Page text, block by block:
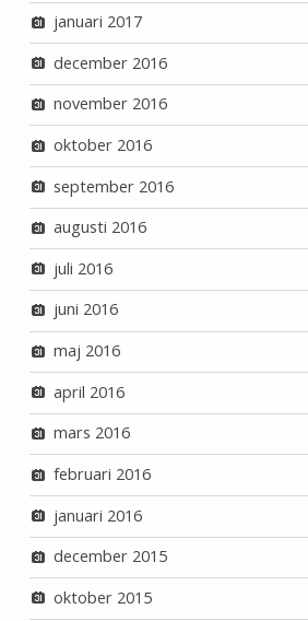
januari 2017
december 2016
november 2016
oktober 2016
september 2016
augusti 2016
juli 2016
juni 2016
maj 2016
april 2016
mars 2016
februari 2016
januari 2016
december 2015
oktober 2015